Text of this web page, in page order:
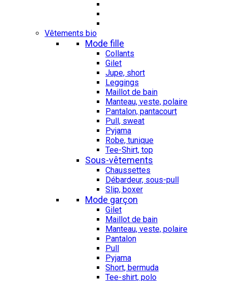
Vêtements bio
Mode fille
Collants
Gilet
Jupe, short
Leggings
Maillot de bain
Manteau, veste, polaire
Pantalon, pantacourt
Pull, sweat
Pyjama
Robe, tunique
Tee-Shirt, top
Sous-vêtements
Chaussettes
Débardeur, sous-pull
Slip, boxer
Mode garçon
Gilet
Maillot de bain
Manteau, veste, polaire
Pantalon
Pull
Pyjama
Short, bermuda
Tee-shirt, polo